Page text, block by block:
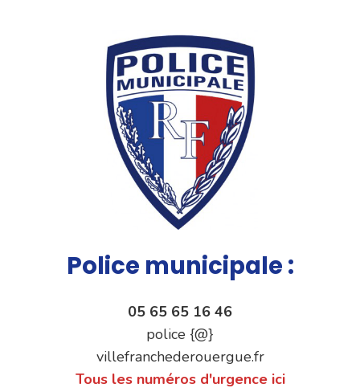
Police municipale :
05 65 65 16 46
police {@}
villefranchederouergue.fr
Tous les numéros d'urgence ici